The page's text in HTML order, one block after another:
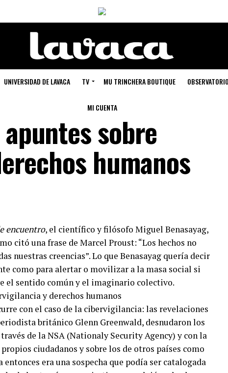
UNIVERSIDAD DE LAVACA TV MU TRINCHERA BOUTIQUE
MI CUENTA
sobre
humanos
encuentro, el científico y filósofo Miguel Benasayag,
citó una frase de Marcel Proust: “Los hechos no
nuestras creencias”. Lo que Benasayag quería decir
como para alertar o movilizar a la masa social si
el sentido común y el imaginario colectivo.
con el caso de la cibervigilancia: las revelaciones
británico Glenn Greenwald, desnudaron los
de la NSA (Nationaly Security Agency) y con la
ciudadanos y sobre los de otros países como
era una sospecha que podía ser catalogada